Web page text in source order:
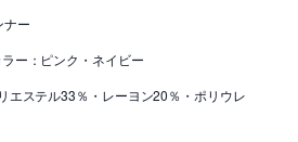
ー
：ピンク・ネイビー
エステル33％・レーヨン20％・ポリウレ